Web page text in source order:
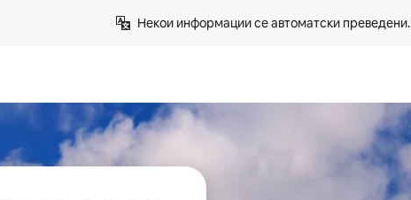
Некои информации се автоматски преведени.